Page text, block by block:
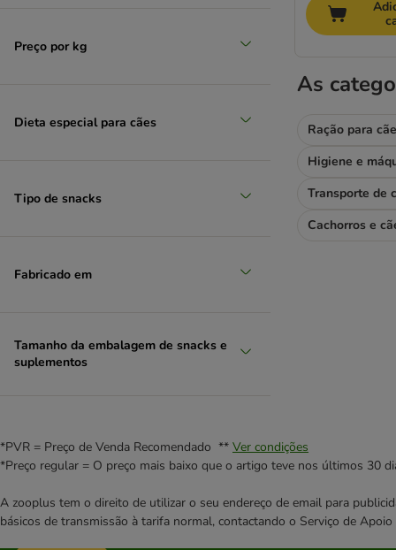
Hill's
Karlie
Nutrivet
Purizon
Rosie's Farm
Royal Canin
Thrive
Trixie
Vitakraft
Preço por kg
Dieta especial para cães
Tipo de snacks
Fabricado em
Tamanho da embalagem de snacks e
suplementos
As
Ração para
Transporte de
Cachorros e
*PVR = Preço de Venda Recomendado ** Ver condições
*Preço regular = O preço mais baixo que o artigo teve nos últimos 30
A zooplus tem o direito de utilizar o seu endereço de email para
básicos de transmissão à tarifa normal, contactando o Serviço de